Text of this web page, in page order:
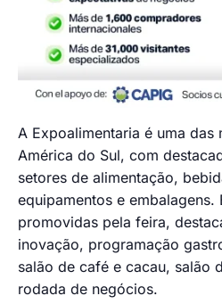
A Expoalimentaria é uma das
América do Sul, com
setores de alimentação,
equipamentos e embalagens.
promovidas pela feira,
inovação, programação
salão de café e cacau, salão
rodada de negócios.